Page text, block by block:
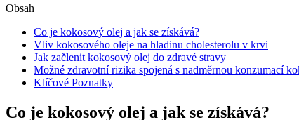
Obsah
Co je kokosový olej a jak se získává?
Vliv kokosového oleje na hladinu cholesterolu v krvi
Jak začlenit kokosový olej do zdravé stravy
Možné zdravotní rizika spojená s nadměrnou konzumací
Klíčové Poznatky
Co je kokosový olej a jak se získává?